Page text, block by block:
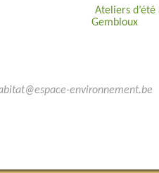
Ateliers d’été
Gembloux
environnement.be